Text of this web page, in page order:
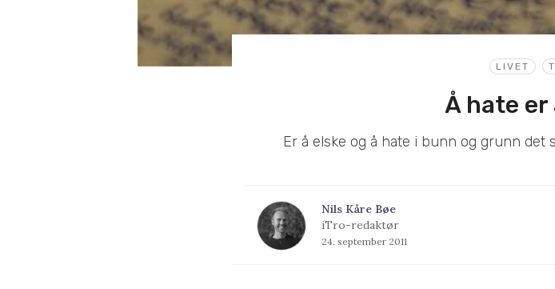
LIVET
Å hate er
Er å elske og å hate i bunn og grunn det
Nils Kåre Bøe
iTro-redaktør
24. september 2011